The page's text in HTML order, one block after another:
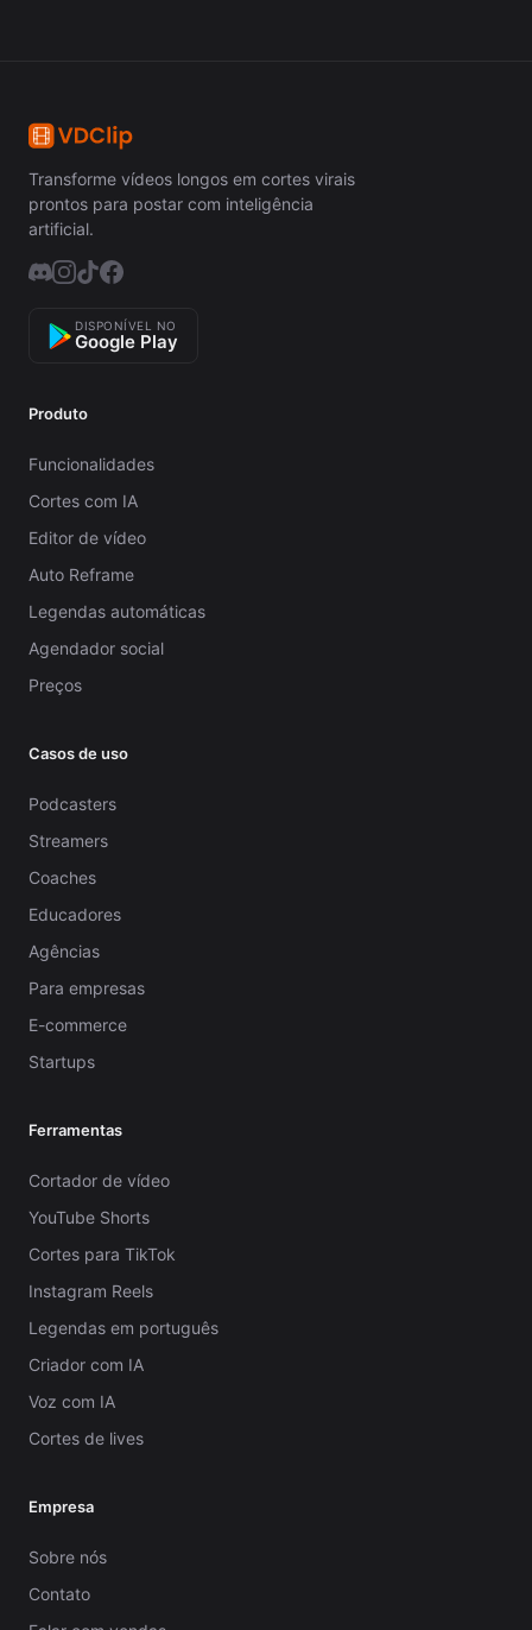
Transforme vídeos longos em cortes virais
prontos para postar com inteligência
artificial.
DISPONÍVEL NO
Google Play
Produto
Funcionalidades
Cortes com IA
Editor de vídeo
Auto Reframe
Legendas automáticas
Agendador social
Preços
Casos de uso
Podcasters
Streamers
Coaches
Educadores
Agências
Para empresas
E-commerce
Startups
Ferramentas
Cortador de vídeo
YouTube Shorts
Cortes para TikTok
Instagram Reels
Legendas em português
Criador com IA
Voz com IA
Cortes de lives
Empresa
Sobre nós
Contato